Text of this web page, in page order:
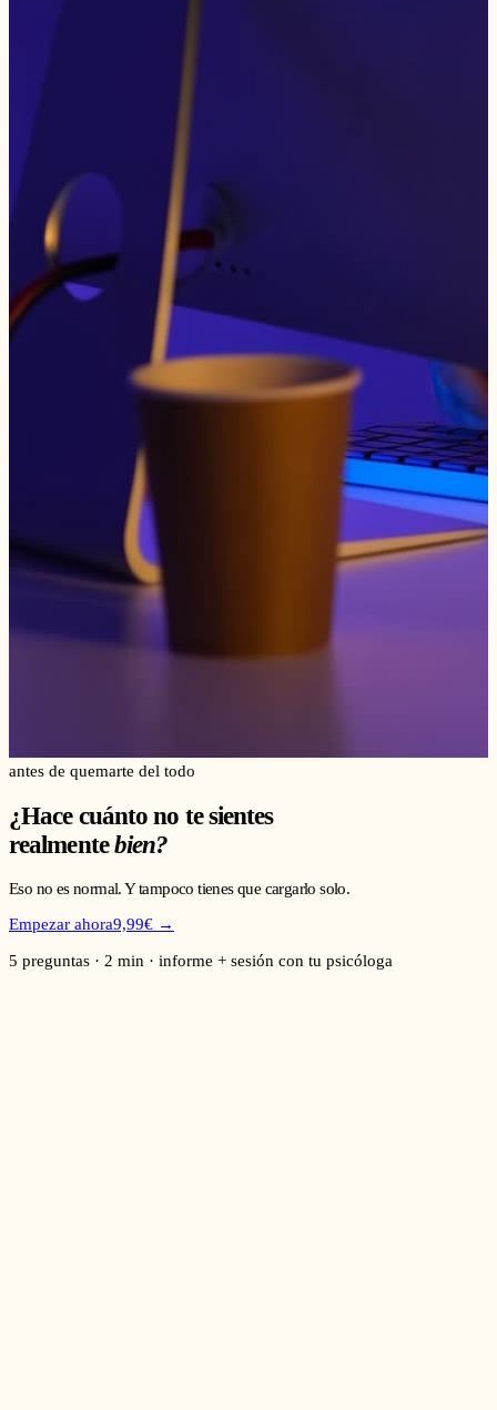
antes de quemarte del todo
¿Hace cuánto no te sientes
realmente bien?
Eso no es normal. Y tampoco tienes que cargarlo solo.
Empezar ahora9,99€ →
5 preguntas · 2 min · informe + sesión con tu psicóloga